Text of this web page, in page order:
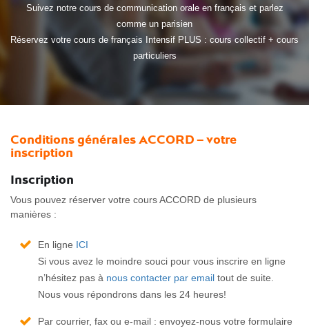
Suivez notre cours de communication orale en français et parlez
comme un parisien
Réservez votre cours de français Intensif PLUS : cours collectif + cours
particuliers
Conditions générales ACCORD – votre
inscription
Inscription
Vous pouvez réserver votre cours ACCORD de plusieurs
manières :
En ligne ICI
Si vous avez le moindre souci pour vous inscrire en ligne
n’hésitez pas à nous contacter par email tout de suite.
Nous vous répondrons dans les 24 heures!
Par courrier, fax ou e-mail : envoyez-nous votre formulaire